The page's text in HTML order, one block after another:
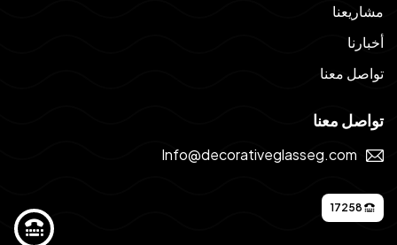
مشاريعنا
أخبارنا
تواصل معنا
تواصل معنا
Info@decorativeglasseg.com